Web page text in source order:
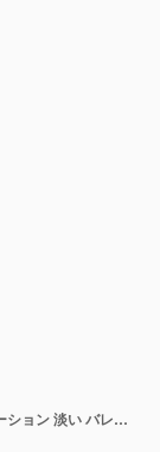
キラキラ ハート ピンク 点滅 キラキラ デコレーション 淡い バレンタイン フレーム ライン出し